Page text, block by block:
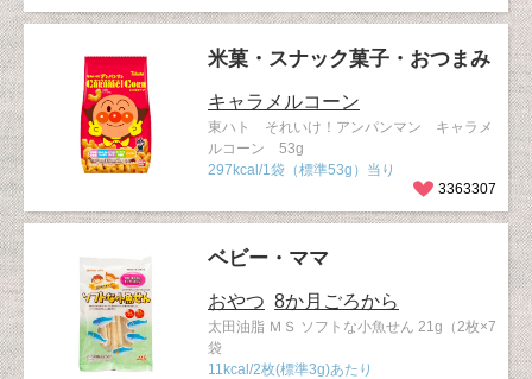
米菓・スナック菓子・おつまみ
キャラメルコーン
東ハト それいけ！アンパンマン キャラメ
ルコーン 53g
297kcal/1袋（標準53g）当り
3363307
ベビー・ママ
おやつ 8か月ごろから
太田油脂 ＭＳ ソフトな小魚せん 21g（2枚×7
袋
11kcal/2枚(標準3g)あたり